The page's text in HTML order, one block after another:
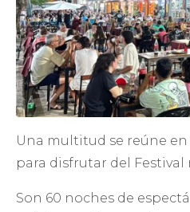
Una multitud se reúne
para disfrutar del Festival
Son 60 noches de